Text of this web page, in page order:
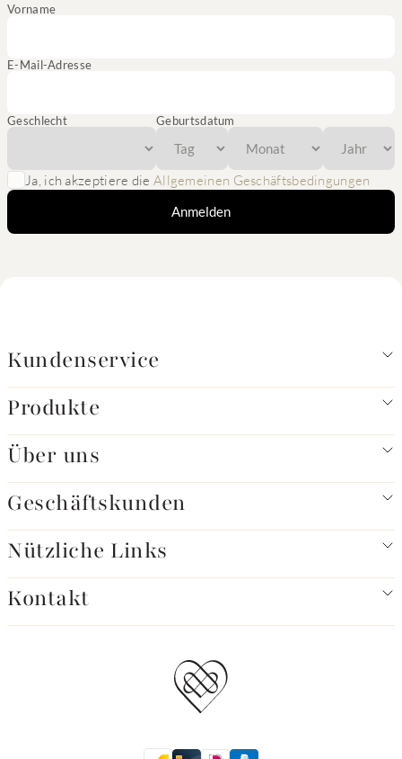
Vorname
E-Mail-Adresse
Geschlecht Geburtsdatum
Ja, ich akzeptiere die Allgemeinen Geschäftsbedingungen
Anmelden
Kundenservice
Produkte
Über uns
Geschäftskunden
Nützliche Links
Kontakt